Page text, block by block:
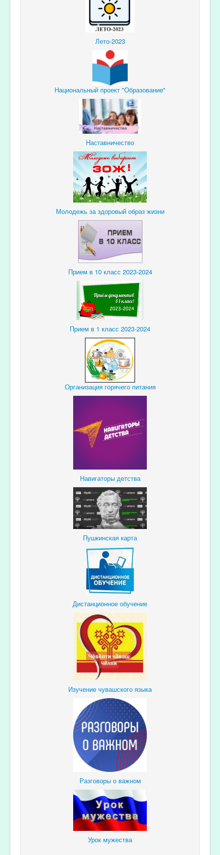
Лето-2023
Национальный проект "Образование"
Наставничество
Молодежь за здоровый образ жизни
Прием в 10 класс 2023-2024
Прием в 1 класс 2023-2024
Организация горячего питания
Навигаторы детства
Пушкинская карта
Дистанционное обучение
Изучение чувашского языка
Разговоры о важном
Урок мужества